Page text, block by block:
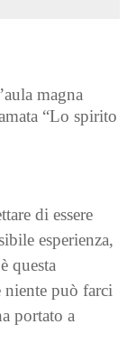
magna
“Lo spirito
di essere
esperienza,
questa
niente può farci
portato a